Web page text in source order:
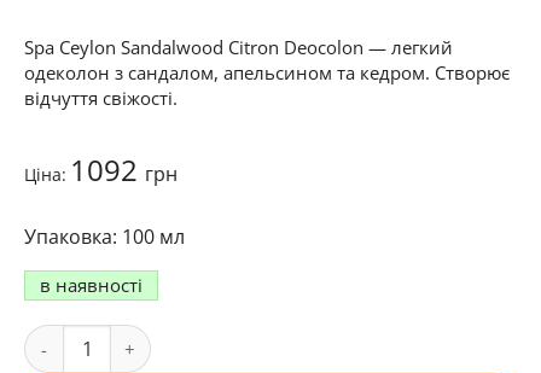
Spa Ceylon Sandalwood Citron Deocolon — легкий
одеколон з сандалом, апельсином та кедром. Створює
відчуття свіжості.
Ціна: 1092 грн
100 мл
в наявності